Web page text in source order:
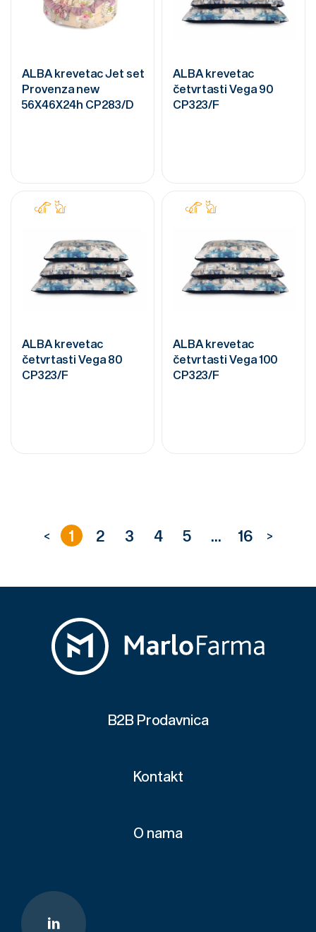
ALBA krevetac Jet set
Provenza new
56X46X24h CP283/D
ALBA krevetac
četvrtasti Vega 90
CP323/F
ALBA krevetac
četvrtasti Vega 80
CP323/F
ALBA krevetac
četvrtasti Vega 100
CP323/F
< 1 2 3 4 5 ... 16 >
B2B Prodavnica
Kontakt
O nama